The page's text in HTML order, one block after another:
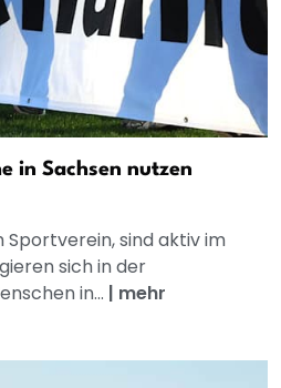
in Sachsen nutzen
Sportverein, sind aktiv im
sich in der
in... | mehr